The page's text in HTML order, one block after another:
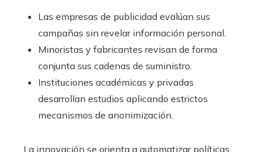
Las empresas de publicidad evalúan sus
campañas sin revelar información personal.
Minoristas y fabricantes revisan de forma
conjunta sus cadenas de suministro.
Instituciones académicas y privadas
desarrollan estudios aplicando estrictos
mecanismos de anonimización.
La innovación se orienta a automatizar políticas